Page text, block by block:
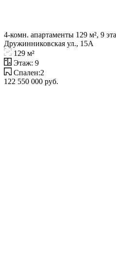
4-комн. апартаменты 129 м², 9
Дружинниковская ул., 15А
129 м²
Этаж: 9
Спален:2
122 550 000 руб.